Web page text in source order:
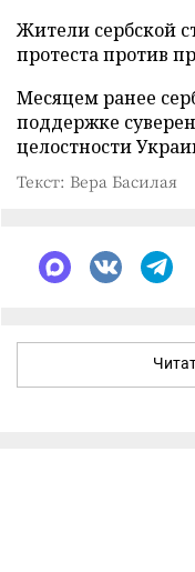
Жители сербской
протеста против
Месяцем ранее
поддержке
целостности
Текст: Вера Басилая